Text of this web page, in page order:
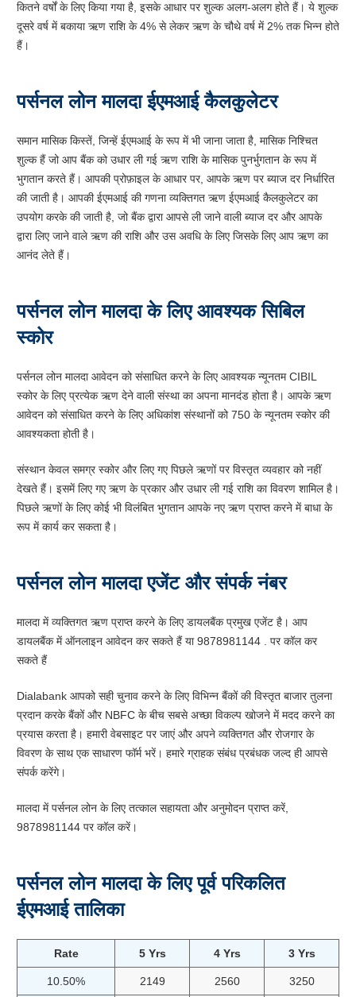
कितने वर्षों के लिए किया गया है, इसके आधार पर शुल्क अलग-अलग होते हैं। ये शुल्क
दूसरे वर्ष में बकाया ऋण राशि के 4% से लेकर ऋण के चौथे वर्ष में 2% तक भिन्न होते
हैं।
पर्सनल लोन मालदा ईएमआई कैलकुलेटर
समान मासिक किस्तें, जिन्हें ईएमआई के रूप में भी जाना जाता है, मासिक निश्चित
शुल्क हैं जो आप बैंक को उधार ली गई ऋण राशि के मासिक पुनर्भुगतान के रूप में
भुगतान करते हैं। आपकी प्रोफ़ाइल के आधार पर, आपके ऋण पर ब्याज दर निर्धारित
की जाती है। आपकी ईएमआई की गणना व्यक्तिगत ऋण ईएमआई कैलकुलेटर का
उपयोग करके की जाती है, जो बैंक द्वारा आपसे ली जाने वाली ब्याज दर और आपके
द्वारा लिए जाने वाले ऋण की राशि और उस अवधि के लिए जिसके लिए आप ऋण का
आनंद लेते हैं।
पर्सनल लोन मालदा के लिए आवश्यक सिबिल
स्कोर
पर्सनल लोन मालदा आवेदन को संसाधित करने के लिए आवश्यक न्यूनतम CIBIL
स्कोर के लिए प्रत्येक ऋण देने वाली संस्था का अपना मानदंड होता है। आपके ऋण
आवेदन को संसाधित करने के लिए अधिकांश संस्थानों को 750 के न्यूनतम स्कोर की
आवश्यकता होती है।
संस्थान केवल समग्र स्कोर और लिए गए पिछले ऋणों पर विस्तृत व्यवहार को नहीं
देखते हैं। इसमें लिए गए ऋण के प्रकार और उधार ली गई राशि का विवरण शामिल है।
पिछले ऋणों के लिए कोई भी विलंबित भुगतान आपके नए ऋण प्राप्त करने में बाधा के
रूप में कार्य कर सकता है।
पर्सनल लोन मालदा एजेंट और संपर्क नंबर
मालदा में व्यक्तिगत ऋण प्राप्त करने के लिए डायलबैंक प्रमुख एजेंट है। आप
डायलबैंक में ऑनलाइन आवेदन कर सकते हैं या 9878981144 . पर कॉल कर
सकते हैं
Dialabank आपको सही चुनाव करने के लिए विभिन्न बैंकों की विस्तृत बाजार तुलना
प्रदान करके बैंकों और NBFC के बीच सबसे अच्छा विकल्प खोजने में मदद करने का
प्रयास करता है। हमारी वेबसाइट पर जाएं और अपने व्यक्तिगत और रोजगार के
विवरण के साथ एक साधारण फॉर्म भरें। हमारे ग्राहक संबंध प्रबंधक जल्द ही आपसे
संपर्क करेंगे।
मालदा में पर्सनल लोन के लिए तत्काल सहायता और अनुमोदन प्राप्त करें,
9878981144 पर कॉल करें।
पर्सनल लोन मालदा के लिए पूर्व परिकलित
ईएमआई तालिका
Rate 5 Yrs 4 Yrs 3 Yrs
10.50% 2149 2560 3250